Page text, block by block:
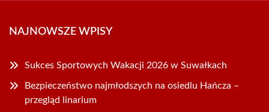
NAJNOWSZE WPISY
Sukces Sportowych Wakacji 2026 w Suwałkach
Bezpieczeństwo najmłodszych na osiedlu Hańcza –
przegląd linarium